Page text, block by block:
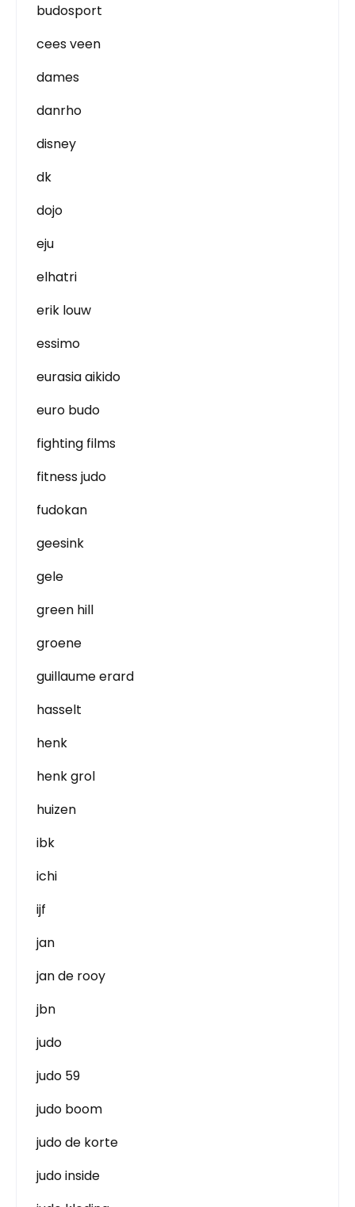
budosport
cees veen
dames
danrho
disney
dk
dojo
eju
elhatri
erik louw
essimo
eurasia aikido
euro budo
fighting films
fitness judo
fudokan
geesink
gele
green hill
groene
guillaume erard
hasselt
henk
henk grol
huizen
ibk
ichi
ijf
jan
jan de rooy
jbn
judo
judo 59
judo boom
judo de korte
judo inside